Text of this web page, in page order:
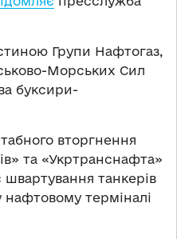
Групи Нафтогаз,
Морських Сил
буксири-
вторгнення
та «Укртранснафта»
швартування танкерів
терміналі